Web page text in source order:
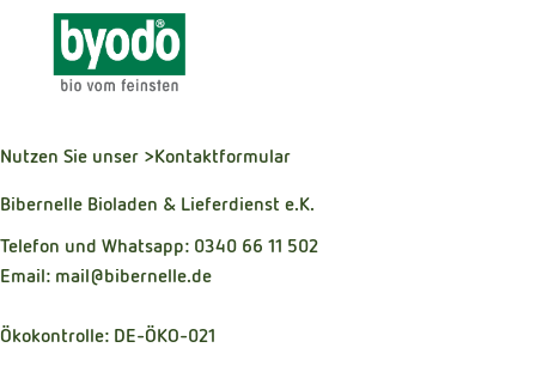
Nutzen Sie unser >Kontaktformular
Bibernelle Bioladen & Lieferdienst e.K.
Telefon und Whatsapp: 0340 66 11 502
Email: mail@bibernelle.de
Ökokontrolle: DE-ÖKO-021